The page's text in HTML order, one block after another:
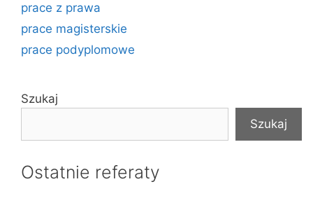
prace z prawa
prace magisterskie
prace podyplomowe
Szukaj
Szukaj
Ostatnie referaty